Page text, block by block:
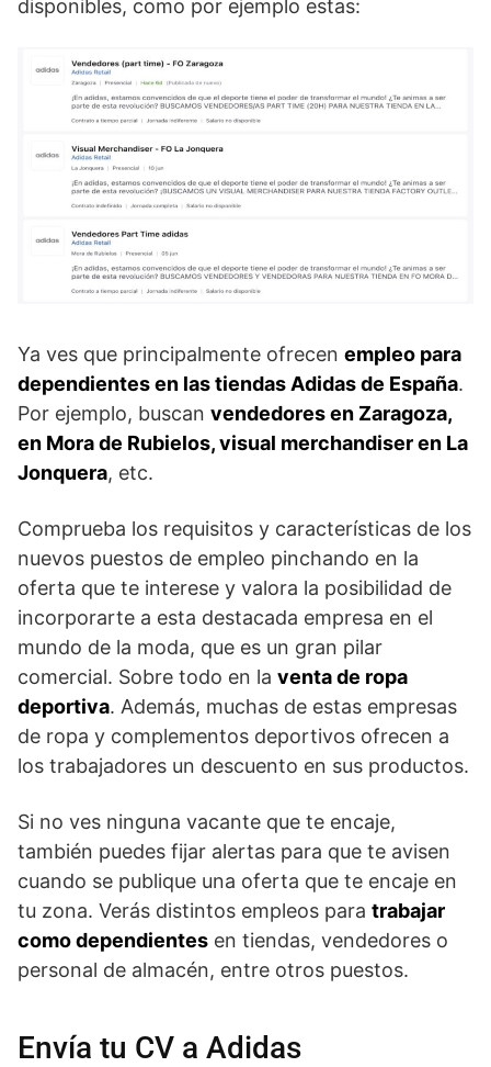
disponibles, como por ejemplo estas:
Ya ves que principalmente ofrecen empleo para
dependientes en las tiendas Adidas de España.
Por ejemplo, buscan vendedores en Zaragoza,
en Mora de Rubielos, visual merchandiser en La
Jonquera, etc.
Comprueba los requisitos y características de los
nuevos puestos de empleo pinchando en la
oferta que te interese y valora la posibilidad de
incorporarte a esta destacada empresa en el
mundo de la moda, que es un gran pilar
comercial. Sobre todo en la venta de ropa
deportiva. Además, muchas de estas empresas
de ropa y complementos deportivos ofrecen a
los trabajadores un descuento en sus productos.
Si no ves ninguna vacante que te encaje,
también puedes fijar alertas para que te avisen
cuando se publique una oferta que te encaje en
tu zona. Verás distintos empleos para trabajar
como dependientes en tiendas, vendedores o
personal de almacén, entre otros puestos.
Envía tu CV a Adidas